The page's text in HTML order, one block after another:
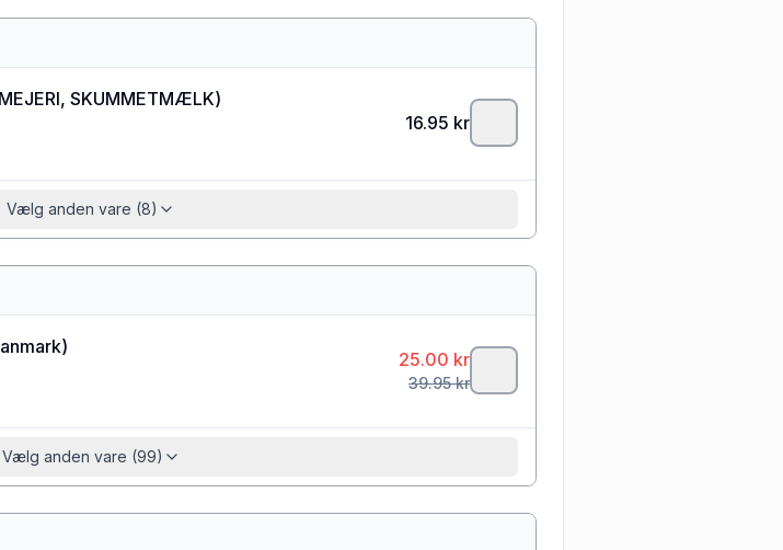
SKUMMETMÆLK)
16.95 kr
Vælg anden vare (8)
)
25.00 kr
39.95kr
Vælg anden vare (99)